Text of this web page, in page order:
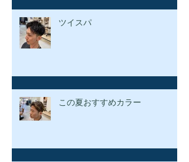
ツイスパ
この夏おすすめカラー